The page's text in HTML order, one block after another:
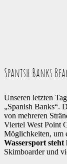
Spanish Banks
Unseren letzten
„Spanish Banks“.
von mehreren
Viertel West Point
Möglichkeiten, um
Wassersport
Skimboarder und